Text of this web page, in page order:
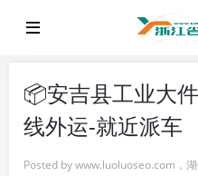
📦安吉县工业大
线外运-就近派车
Posted bywww.luoluoseo.com ，